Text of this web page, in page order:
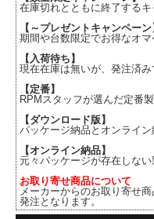
在庫切れとともに終了する
【～プレゼントキャンペーン
期間や台数限定でお得なオ
【入荷待ち】
現在在庫は無いが、発注済
【定番】
RPMスタッフが選んだ定番
【ダウンロード版】
パッケージ納品とオンライ
【オンライン納品】
元々パッケージが存在しない
お取り寄せ商品について
メーカーからのお取り寄せ
発注となります。